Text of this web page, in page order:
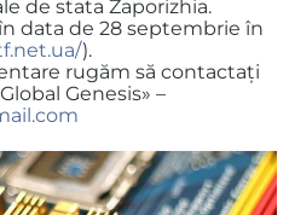
de stata Zaporizhia.
data de 28 septembrie în
).
rugăm să contactați
Genesis» –